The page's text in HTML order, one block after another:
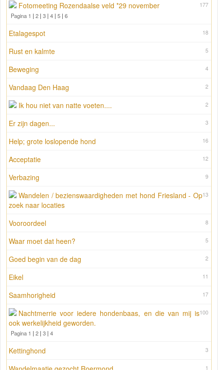
177
Fotomeeting Rozendaalse veld *29 november
Pagina 1 | 2 | 3 | 4 | 5 | 6
18
Etalagespot
5
Rust en kalmte
4
Beweging
2
Vandaag Den Haag
2
Ik hou niet van natte voeten....
3
Er zijn dagen...
16
Help; grote loslopende hond
12
Acceptatie
9
Verbazing
13
Wandelen / bezienswaardigheden met hond Friesland - Op
zoek naar locaties
8
Vooroordeel
5
Waar moet dat heen?
2
Goed begin van de dag
11
Eikel
17
Saamhorigheid
100
Nachtmerrie voor iedere hondenbaas, en die van mij is
ook werkelijkheid geworden.
Pagina 1 | 2 | 3 | 4
3
Kettinghond
1